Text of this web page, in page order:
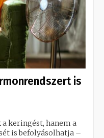
is
keringést, hanem a
is befolyásolhatja –